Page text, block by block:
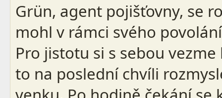
Grün, agent pojišťovny, se
mohl v rámci svého
Pro jistotu si s sebou
to na poslední chvíli